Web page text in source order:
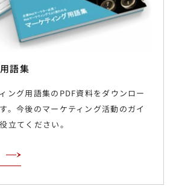
語集
ング用語集のPDF資料をダウンロー
。今後のマーケティング活動のガイ
立てください。